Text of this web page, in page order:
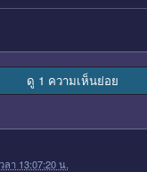
ดู 1 ความเห็นย่อย
า 13:07:20 น.